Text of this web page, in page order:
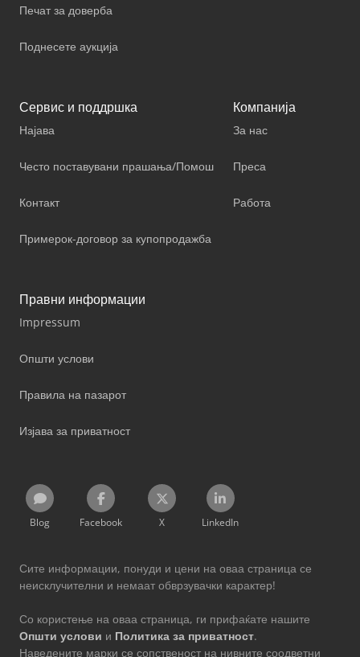
Печат за доверба
Поднесете аукција
Сервис и поддршка
Најава
Често поставувани прашања/Помош
Контакт
Примерок-договор за купопродажба
Компанија
За нас
Преса
Работа
Правни информации
Impressum
Општи услови
Правила на пазарот
Изјава за приватност
Blog Facebook X LinkedIn
Сите информации, понуди и цени на оваа страница се
неисклучителни и немаат обврзувачки карактер!
Со користење на оваа страница, ги прифаќате нашите
Општи услови и Политика за приватност.
Наведените марки се сопственост на нивните соодветни